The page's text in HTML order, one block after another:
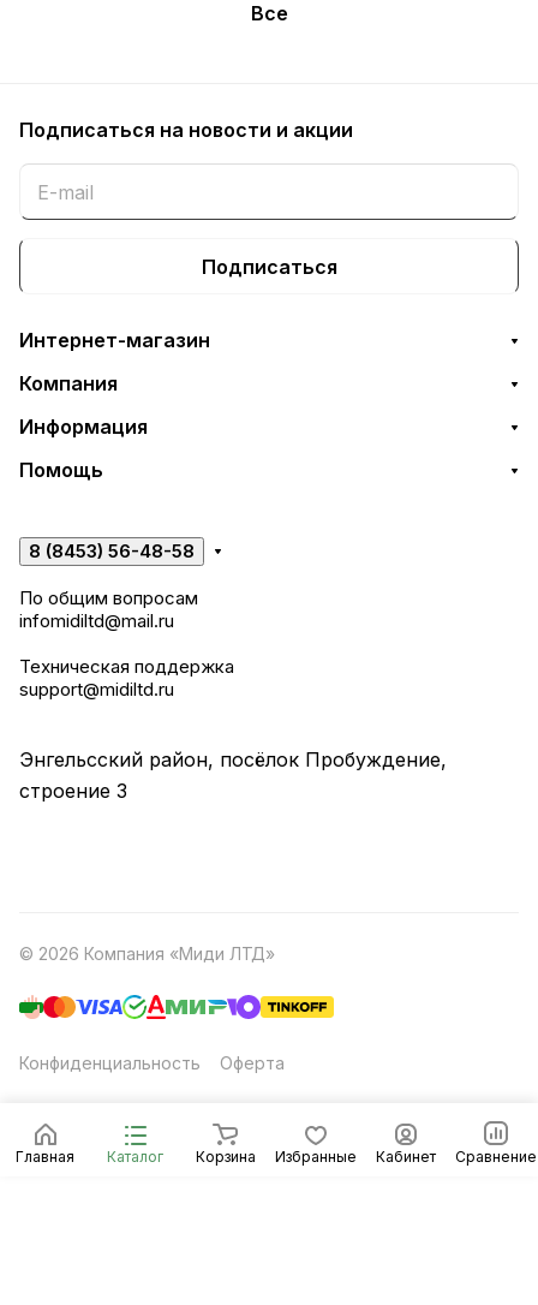
Все
Главная Каталог Корзина Избранные Кабинет Сравнение
Подписаться на новости и акции
Подписаться
Интернет-магазин
Компания
Информация
Помощь
8 (8453) 56-48-58
По общим вопросам
infomidiltd@mail.ru
Техническая поддержка
support@midiltd.ru
Энгельсский район, посёлок Пробуждение,
строение 3
© 2026 Компания «Миди ЛТД»
Конфиденциальность Оферта